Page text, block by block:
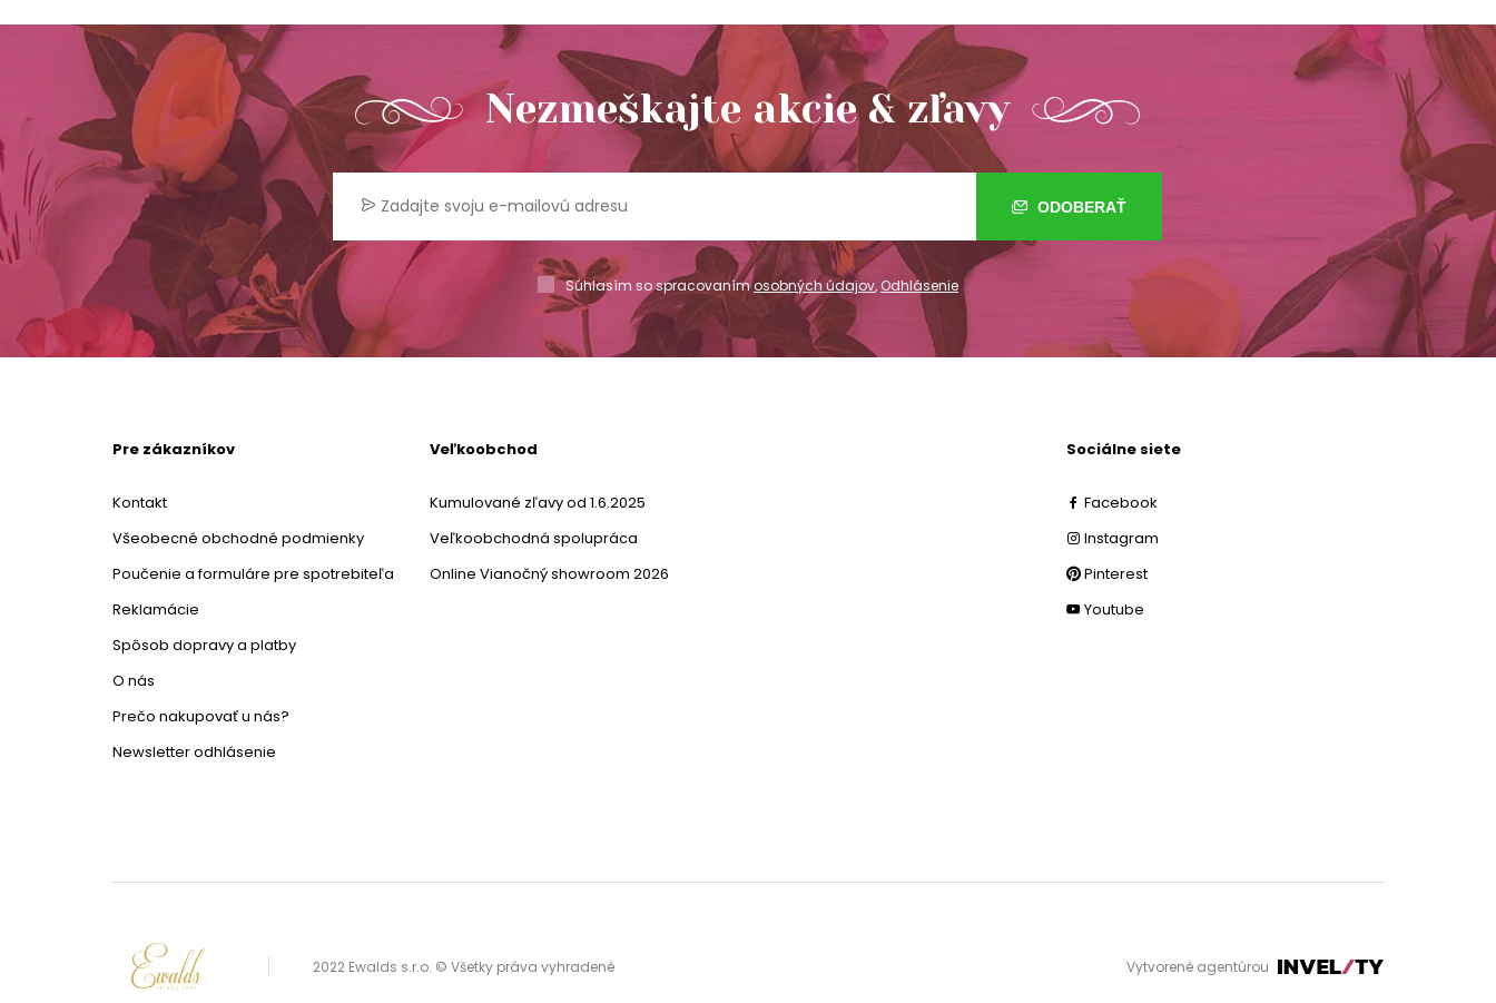
Nezmeškajte akcie & zľavy
ODOBERAŤ
Súhlasím so spracovanímosobných údajov,Odhlásenie
Pre zákazníkov
Kontakt
Všeobecné obchodné podmienky
Poučenie a formuláre pre spotrebiteľa
Reklamácie
Spôsob dopravy a platby
O nás
Prečo nakupovať u nás?
Newsletter odhlásenie
Veľkoobchod
Kumulované zľavy od 1.6.2025
Veľkoobchodná spolupráca
Online Vianočný showroom 2026
Sociálne siete
Facebook
Instagram
Pinterest
Youtube
2022 Ewalds s.r.o. © Všetky práva vyhradené Vytvorené agentúrou